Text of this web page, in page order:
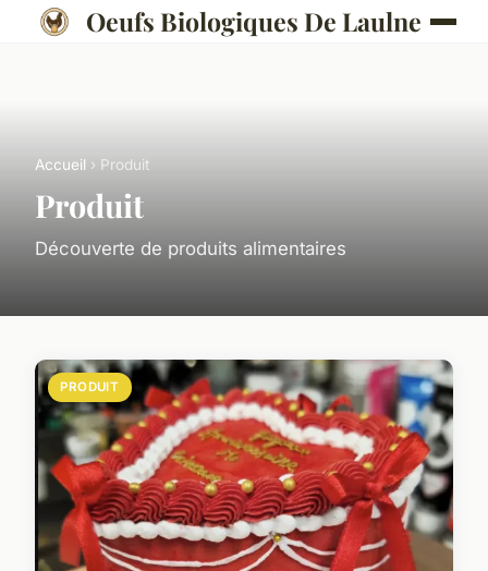
Oeufs Biologiques De Laulne
Accueil › Produit
Produit
Découverte de produits alimentaires
PRODUIT